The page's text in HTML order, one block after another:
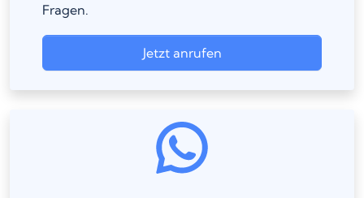
Fragen.
Jetzt anrufen